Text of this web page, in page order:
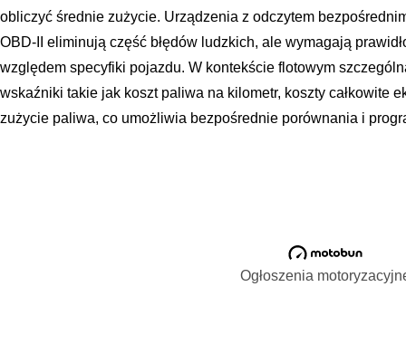
obliczyć średnie zużycie. Urządzenia z odczytem
OBD-II eliminują część błędów ludzkich, ale wymagają
względem specyfiki pojazdu. W kontekście flotowym
wskaźniki takie jak koszt paliwa na kilometr, koszty całkowite
zużycie paliwa, co umożliwia bezpośrednie porównania i
Ogłoszenia